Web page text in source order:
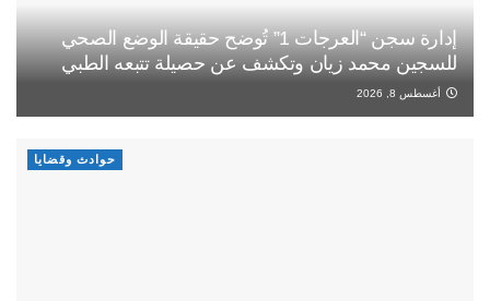
إدارة سجن “العرجات 1” تُوضح حقيقة الوضع الصحي
للسجين محمد زيان وتكشف عن حصيلة تتبعه الطبي
أغسطس 8, 2026
حوادث وقضايا